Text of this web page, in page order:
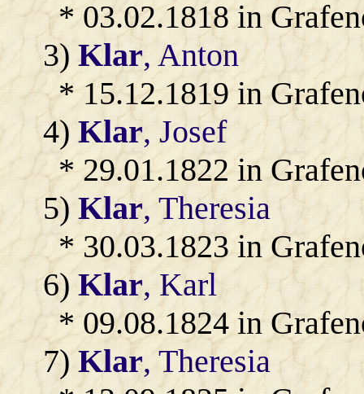
* 03.02.1818 in
3)Klar, Anton
* 15.12.1819 in
4)Klar, Josef
* 29.01.1822 in
5)Klar, Theresia
* 30.03.1823 in
6)Klar, Karl
* 09.08.1824 in
7)Klar, Theresia